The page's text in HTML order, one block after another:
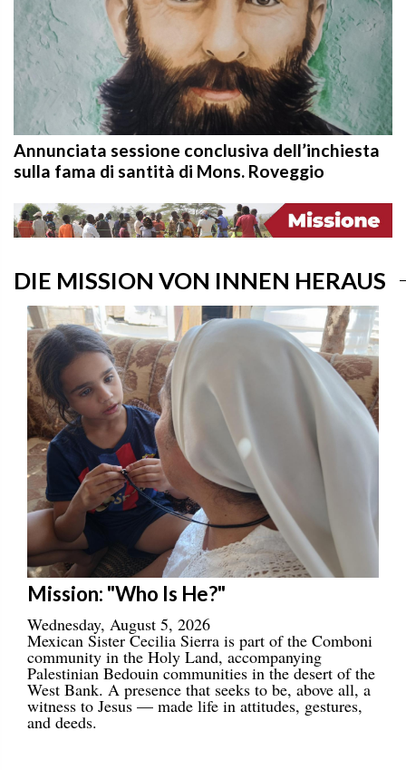
Annunciata sessione conclusiva dell’inchiesta
sulla fama di santità di Mons. Roveggio
DIE MISSION VON INNEN HERAUS
Mission: "Who Is He?"
Wednesday, August 5, 2026
Mexican Sister Cecilia Sierra is part of the Comboni
community in the Holy Land, accompanying
Palestinian Bedouin communities in the desert of the
West Bank. A presence that seeks to be, above all, a
witness to Jesus — made life in attitudes, gestures,
and deeds.